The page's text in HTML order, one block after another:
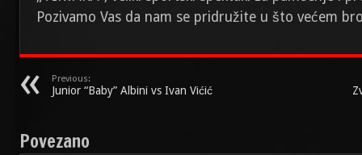
Pozivamo Vas da nam se pridružite u što većem
Previous:
Junior “Baby” Albini vs Ivan Vićić
Povezano